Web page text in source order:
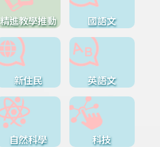
精進教學推動 國語文
新住民 英語文
自然科學 科技